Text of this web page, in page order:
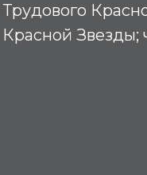
Красной